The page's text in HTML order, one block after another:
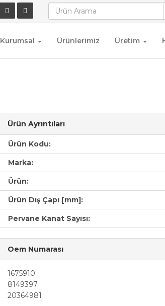
Kurumsal Ürünlerimiz Üretim
Ürün Ayrıntıları
Ürün Kodu:
Marka:
Ürün:
Ürün Dış Çapı [mm]:
Pervane Kanat Sayısı:
Oem Numarası
1675910
8149397
20364981